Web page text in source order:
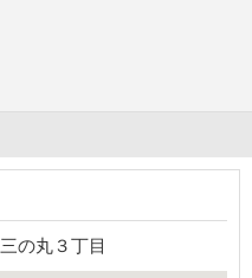
の丸３丁目